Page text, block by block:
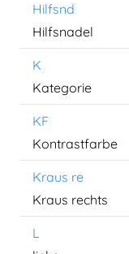
Hilfsnd
Hilfsnadel
K
Kategorie
KF
Kontrastfarbe
Kraus re
Kraus rechts
L